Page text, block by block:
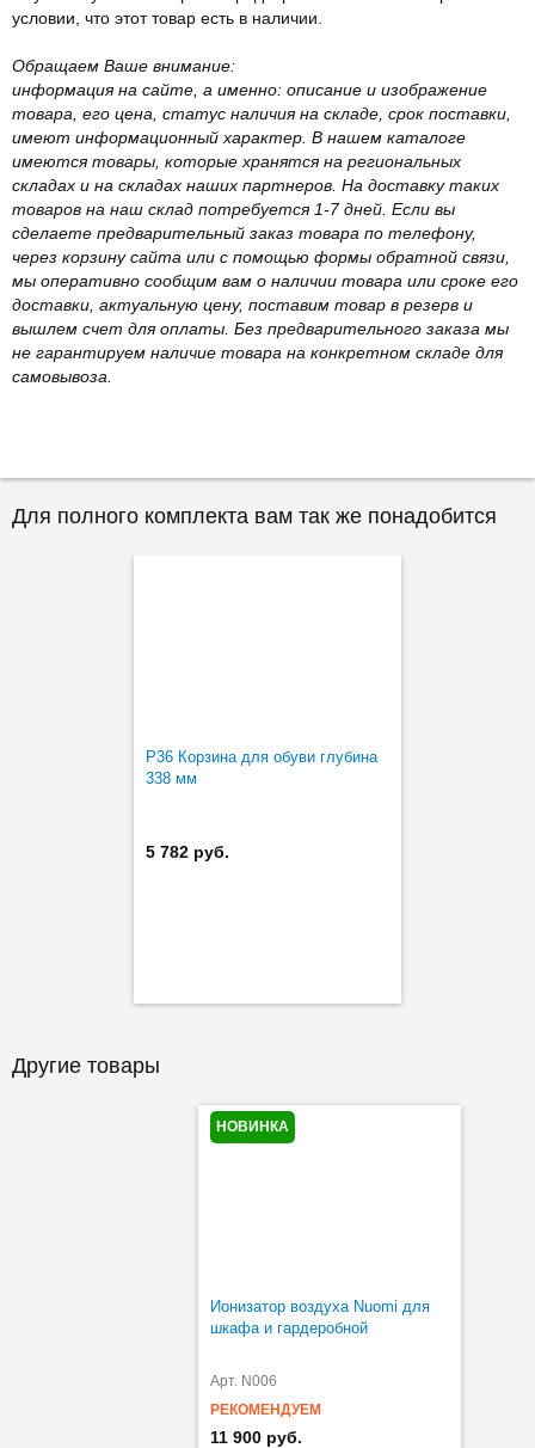
условии, что этот товар есть в наличии.
Обращаем Ваше внимание:
информация на сайте, а именно: описание и изображение
товара, его цена, статус наличия на складе, срок поставки,
имеют информационный характер. В нашем каталоге
имеются товары, которые хранятся на региональных
складах и на складах наших партнеров. На доставку таких
товаров на наш склад потребуется 1-7 дней. Если вы
сделаете предварительный заказ товара по телефону,
через корзину сайта или с помощью формы обратной связи,
мы оперативно сообщим вам о наличии товара или сроке его
доставки, актуальную цену, поставим товар в резерв и
вышлем счет для оплаты. Без предварительного заказа мы
не гарантируем наличие товара на конкретном складе для
самовывоза.
Для полного комплекта вам так же понадобится
P36 Корзина для обуви глубина
338 мм
5 782 руб.
Другие товары
НОВИНКА
Ионизатор воздуха Nuomi для
шкафа и гардеробной
Арт. N006
РЕКОМЕНДУЕМ
11 900 руб.